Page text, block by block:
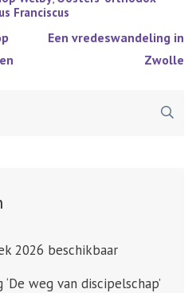
Franciscus
Een vredeswandeling in
Zwolle
2026 beschikbaar
weg van discipelschap’